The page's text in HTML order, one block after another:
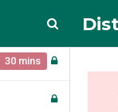
625 434 628
30 mins